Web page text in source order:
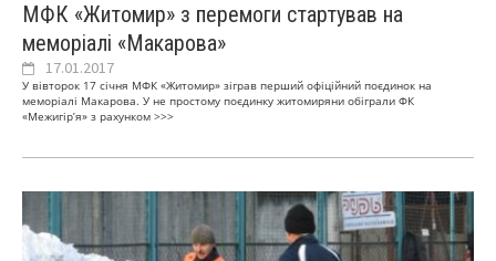
МФК «Житомир» з перемоги стартував на
меморіалі «Макарова»
17.01.2017
У вівторок 17 січня МФК «Житомир» зіграв перший офіційний поєдинок на
меморіалі Макарова. У не простому поєдинку житомиряни обіграли ФК
«Межигір’я» з рахунком >>>